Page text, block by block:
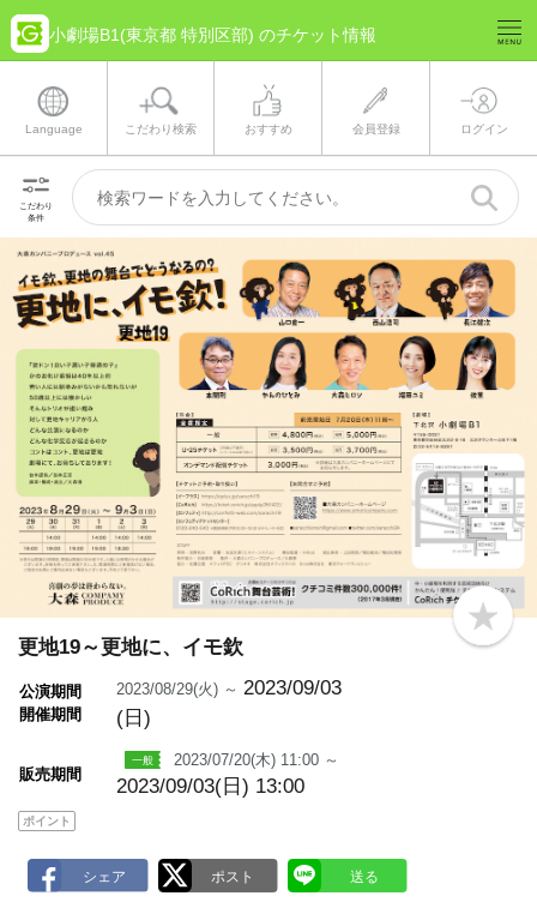
小劇場B1(東京都 特別区部) のチケット情報
Language こだわり検索 おすすめ 会員登録 ログイン
こだわり
条件
b
o
更地19～更地に、イモ欽
公演期間
開催期間
2023/08/29(火) ～ 2023/09/03
(日)
販売期間
2023/07/20(木) 11:00 ～
2023/09/03(日) 13:00
ポイント